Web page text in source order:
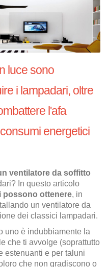
luce sono
i lampadari, oltre
l'afa
energetici
ventilatore da soffitto
In questo articolo
possono ottenere, in
un ventilatore da
dei classici lampadari.
uno è indubbiamente la
che ti avvolge (soprattutto
estenuanti e per taluni
che non gradiscono o